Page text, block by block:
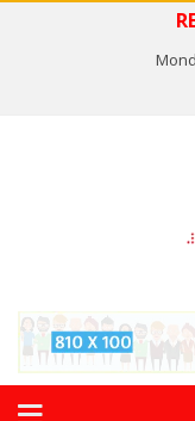
READ